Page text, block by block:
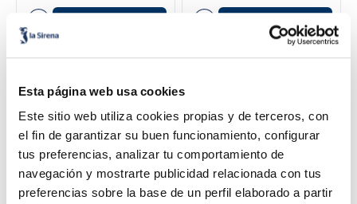
Esta página web usa cookies
Este sitio web utiliza cookies propias y de terceros, con
el fin de garantizar su buen funcionamiento, configurar
tus preferencias, analizar tu comportamiento de
navegación y mostrarte publicidad relacionada con tus
preferencias sobre la base de un perfil elaborado a partir